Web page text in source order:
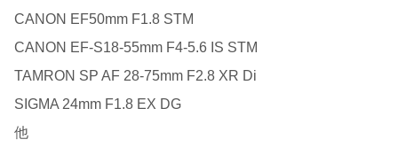
CANON EF50mm F1.8 STM
CANON EF-S18-55mm F4-5.6 IS STM
TAMRON SP AF 28-75mm F2.8 XR Di
SIGMA 24mm F1.8 EX DG
他